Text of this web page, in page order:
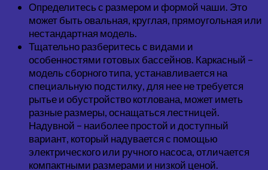
Определитесь с размером и формой чаши. Это
может быть овальная, круглая, прямоугольная или
нестандартная модель.
Тщательно разберитесь с видами и
особенностями готовых бассейнов. Каркасный –
модель сборного типа, устанавливается на
специальную подстилку, для нее не требуется
рытье и обустройство котлована, может иметь
разные размеры, оснащаться лестницей.
Надувной – наиболее простой и доступный
вариант, который надувается с помощью
электрического или ручного насоса, отличается
компактными размерами и низкой ценой.